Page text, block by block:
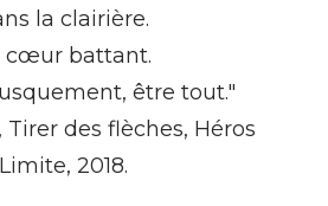
la clairière.
cœur battant.
être tout."
des flèches, Héros
Limite, 2018.